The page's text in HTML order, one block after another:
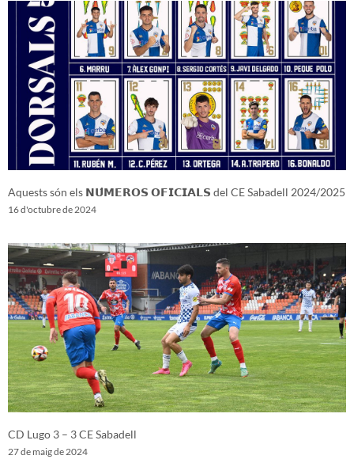
Aquests són els 𝗡𝗨́𝗠𝗘𝗥𝗢𝗦 𝗢𝗙𝗜𝗖𝗜𝗔𝗟𝗦 del CE Sabadell 2024/2025
16 d'octubre de 2024
CD Lugo 3 – 3 CE Sabadell
27 de maig de 2024